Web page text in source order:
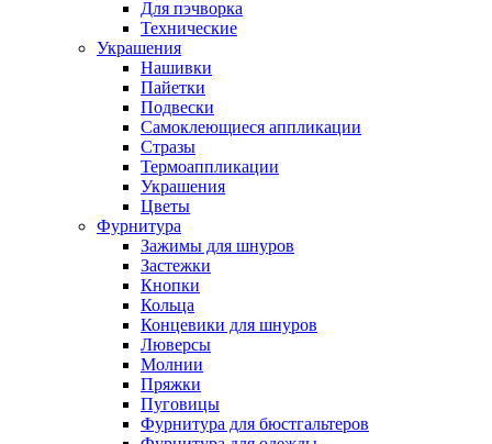
Для пэчворка
Технические
Украшения
Нашивки
Пайетки
Подвески
Самоклеющиеся аппликации
Стразы
Термоаппликации
Украшения
Цветы
Фурнитура
Зажимы для шнуров
Застежки
Кнопки
Кольца
Концевики для шнуров
Люверсы
Молнии
Пряжки
Пуговицы
Фурнитура для бюстгальтеров